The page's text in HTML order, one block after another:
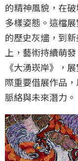
的精神風貌，在
多樣姿態。這檔
的歷史灰燼，到
上，藝術持續萌
《大湧崁岸》，
際重要借展作品
脈絡與未來潛力。